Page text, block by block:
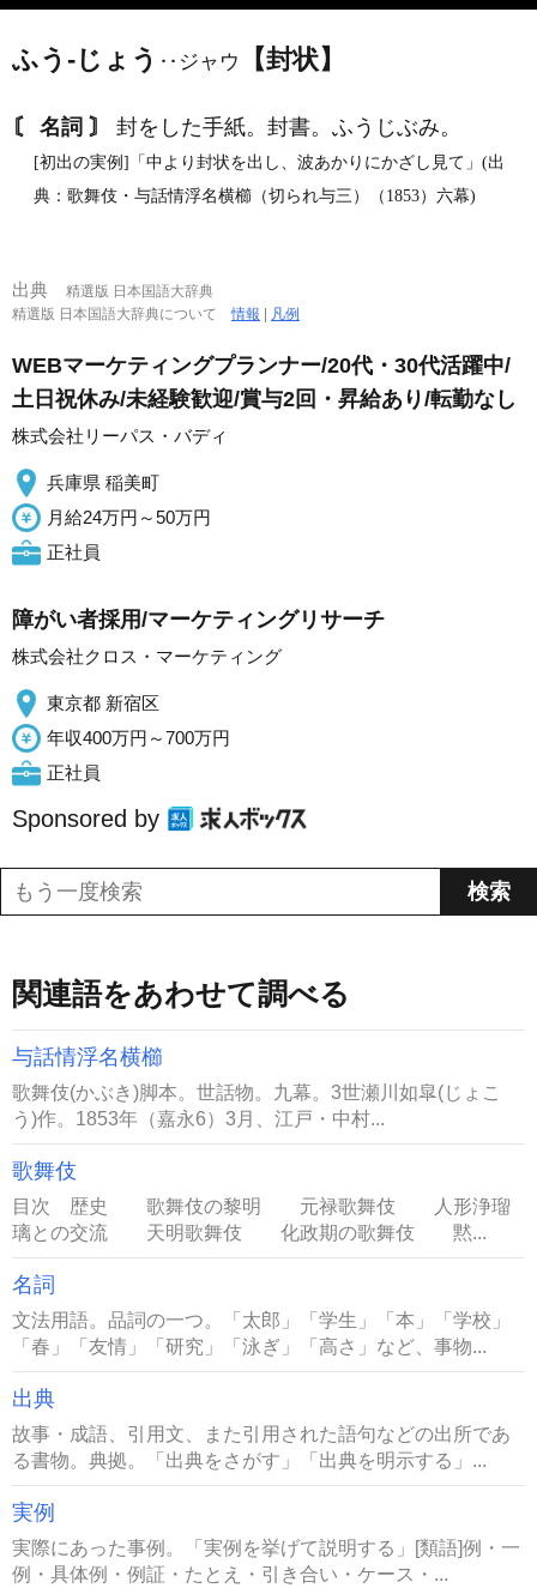
ふう‐じょう ‥ジャウ 【封状】
〘 名詞 〙 封をした手紙。封書。ふうじぶみ。
[初出の実例]「中より封状を出し、波あかりにかざし見て」(出
典：歌舞伎・与話情浮名横櫛（切られ与三）（1853）六幕)
出典
精選版 日本国語大辞典
精選版 日本国語大辞典について情報 | 凡例
WEBマーケティングプランナー/20代・30代活躍中/
土日祝休み/未経験歓迎/賞与2回・昇給あり/転勤なし
株式会社リーパス・バディ
兵庫県 稲美町
月給24万円～50万円
正社員
障がい者採用/マーケティングリサーチ
株式会社クロス・マーケティング
東京都 新宿区
年収400万円～700万円
正社員
Sponsored by
関連語をあわせて調べる
与話情浮名横櫛
歌舞伎(かぶき)脚本。世話物。九幕。3世瀬川如皐(じょこ
う)作。1853年（嘉永6）3月、江戸・中村...
歌舞伎
目次 歴史 歌舞伎の黎明 元禄歌舞伎 人形浄瑠
璃との交流 天明歌舞伎 化政期の歌舞伎 黙...
名詞
文法用語。品詞の一つ。「太郎」「学生」「本」「学校」
「春」「友情」「研究」「泳ぎ」「高さ」など、事物...
出典
故事・成語、引用文、また引用された語句などの出所であ
る書物。典拠。「出典をさがす」「出典を明示する」...
実例
実際にあった事例。「実例を挙げて説明する」[類語]例・一
例・具体例・例証・たとえ・引き合い・ケース・...